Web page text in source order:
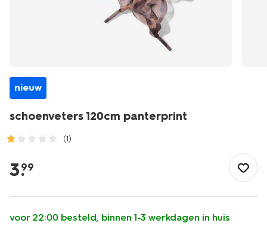
nieuw
schoenveters 120cm panterprint
(1)
slapen/huishouden/schoenonderhoud/schoenveters/
120cm-
14504830.html
3.
99
voor 22:00 besteld, binnen 1-3 werkdagen in huis